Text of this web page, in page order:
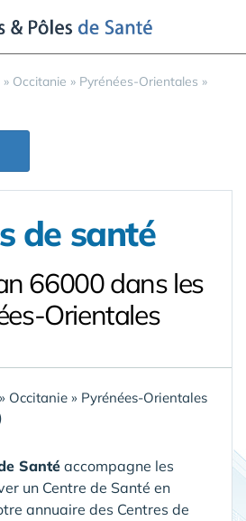
» Occitanie » Pyrénées-Orientales »
de santé
66000 dans les
Orientales
» Occitanie » Pyrénées-Orientales
Santé accompagne les
un Centre de Santé en
annuaire des Centres de